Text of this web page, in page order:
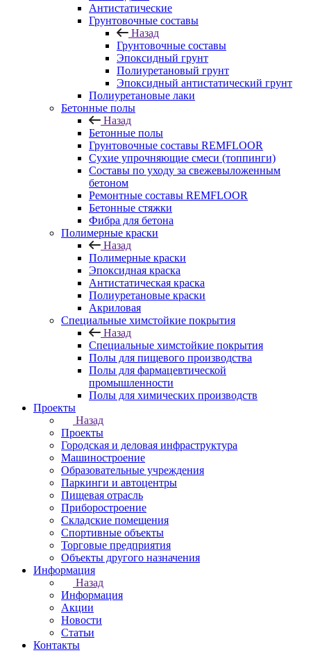
Антистатические
Грунтовочные составы
Назад
Грунтовочные составы
Эпоксидный грунт
Полиуретановый грунт
Эпоксидный антистатический грунт
Полиуретановые лаки
Бетонные полы
Назад
Бетонные полы
Грунтовочные составы REMFLOOR
Сухие упрочняющие смеси (топпинги)
Составы по уходу за свежевыложенным
бетоном
Ремонтные составы REMFLOOR
Бетонные стяжки
Фибра для бетона
Полимерные краски
Назад
Полимерные краски
Эпоксидная краска
Антистатическая краска
Полиуретановые краски
Акриловая
Специальные химстойкие покрытия
Назад
Специальные химстойкие покрытия
Полы для пищевого производства
Полы для фармацевтической
промышленности
Полы для химических производств
Проекты
Назад
Проекты
Городская и деловая инфраструктура
Машиностроение
Образовательные учреждения
Паркинги и автоцентры
Пищевая отрасль
Приборостроение
Складские помещения
Спортивные объекты
Торговые предприятия
Объекты другого назначения
Информация
Назад
Информация
Акции
Новости
Статьи
Контакты